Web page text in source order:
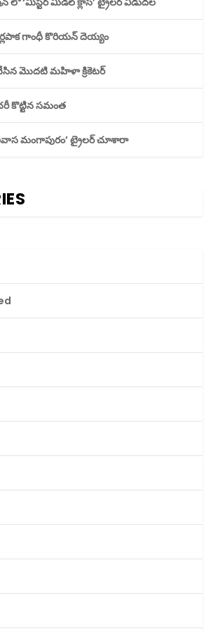
గాంధీ కొరియన్ దెయ్యం
మొదటి మహిళా క్రికెటర్
కొట్టిన సమంత
మంగాపురం’ ట్రైలర్ చూశారా